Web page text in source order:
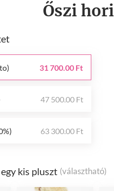
Őszi
31 700.00 Ft
47 500.00 Ft
63 300.00 Ft
kis pluszt (választható)